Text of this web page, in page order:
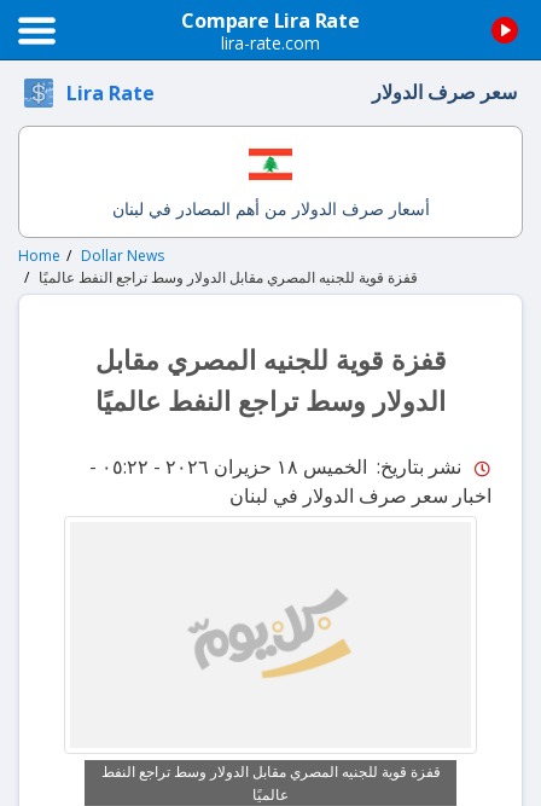
Compare Lira Rate
lira-rate.com
Lira Rate سعر صرف الدولار
أسعار صرف الدولار من أهم المصادر في لبنان
Home
Dollar News
قفزة قوية للجنيه المصري مقابل الدولار وسط تراجع النفط عالميًا
قفزة قوية للجنيه المصري مقابل
الدولار وسط تراجع النفط عالميًا
نشر بتاريخ: الخميس ١٨ حزيران ٢٠٢٦ - ٠٥:٢٢
-
اخبار سعر صرف الدولار في لبنان
قفزة قوية للجنيه المصري مقابل الدولار وسط تراجع النفط
عالميًا